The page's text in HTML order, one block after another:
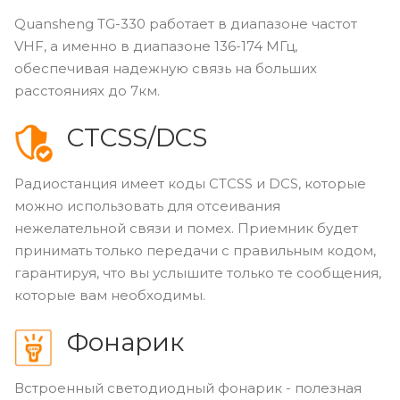
Quansheng TG-330 работает в диапазоне частот
VHF, а именно в диапазоне 136-174 МГц,
обеспечивая надежную связь на больших
расстояниях до 7км.
CTCSS/DCS
Радиостанция имеет коды CTCSS и DCS, которые
можно использовать для отсеивания
нежелательной связи и помех. Приемник будет
принимать только передачи с правильным кодом,
гарантируя, что вы услышите только те сообщения,
которые вам необходимы.
Фонарик
Встроенный светодиодный фонарик - полезная